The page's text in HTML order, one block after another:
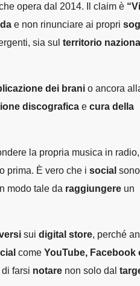
opera dal 2014. Il claim è
e non rinunciare ai propri
sia sul territorio
dei brani o ancora
discografica e cura della
la propria musica in
prima. È vero che i social sono
modo tale da raggiungere un
sui digital store, perché
come YouTube, Facebook
farsi notare non solo dal